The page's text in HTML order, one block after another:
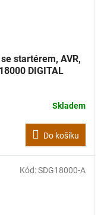
startérem, AVR,
DIGITAL
Skladem
Do košíku
Kód:SDG18000-A